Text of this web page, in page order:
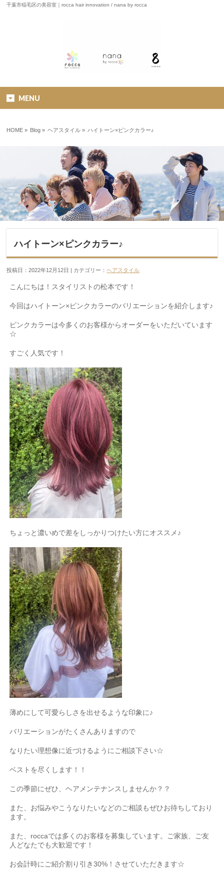
千葉市稲毛区の美容室｜rocca hair innovation / nana by rocca
MENU
HOME » Blog » ヘアスタイル » ハイトーン×ピンクカラー♪
ハイトーン×ピンクカラー♪
投稿日：2022年12月12日 | カテゴリー：ヘアスタイル
こんにちは！スタイリストの松本です！
今回はハイトーン×ピンクカラーのバリエーションを紹介します♪
ピンクカラーは今多くのお客様からオーダーをいただいています
☆
すごく人気です！
ちょっと濃いめで差をしっかりつけたい方にオススメ♪
薄めにして可愛らしさを出せるような印象に♪
バリエーションがたくさんありますので
なりたい理想像に近づけるようにご相談下さい☆
ベストを尽くします！！
この季節にぜひ、ヘアメンテナンスしませんか？？
また、お悩みやこうなりたいなどのご相談もぜひお待ちしており
ます。
また、 roccaでは多くのお客様を募集しています。ご家族、ご友
人どなたでも大歓迎です！
お会計時にご紹介割り引き30% ！させていただきます☆